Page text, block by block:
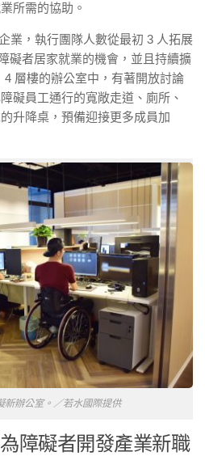
所需的協助。
業，執行團隊人數從最初 3 人拓展
礙者居家就業的機會，並且持續擴
層樓的辦公室中，有著開放討論
礙員工通行的寬敞走道、廁所、
升降桌，預備迎接更多成員加
新辦公室。／若水國際提供
障礙者開發產業新職